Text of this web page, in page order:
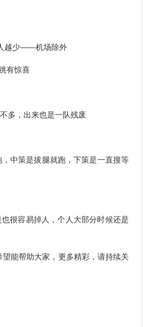
越少——机场除外
有惊喜
多，出来也是一队残废
中策是拔腿就跑，下策是一直搜等
很容易掉人，个人大部分时候还是
能帮助大家，更多精彩，请持续关